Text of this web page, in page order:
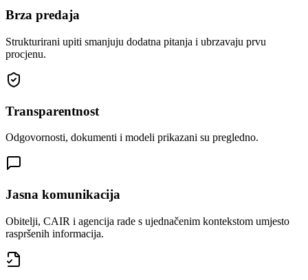
Brza predaja
Strukturirani upiti smanjuju dodatna pitanja i ubrzavaju prvu
procjenu.
Transparentnost
Odgovornosti, dokumenti i modeli prikazani su pregledno.
Jasna komunikacija
Obitelji, CAIR i agencija rade s ujednačenim kontekstom umjesto
raspršenih informacija.